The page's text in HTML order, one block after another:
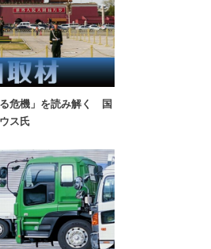
る危機」を読み解く 国
ス氏